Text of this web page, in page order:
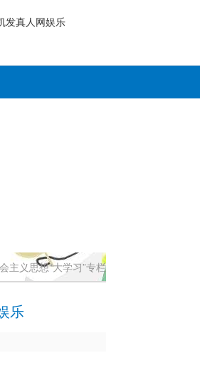
发真人网娱乐
主义思想“大学习”专栏
乐